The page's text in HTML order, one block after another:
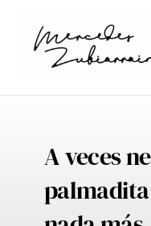
contenido
A veces